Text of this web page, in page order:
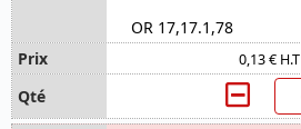
OR 17,17.1,78
0,13 € H.T